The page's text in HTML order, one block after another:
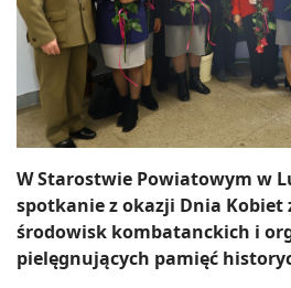
W Starostwie Powiatowym w
spotkanie z okazji Dnia
środowisk kombatanckich i
pielęgnujących pamięć